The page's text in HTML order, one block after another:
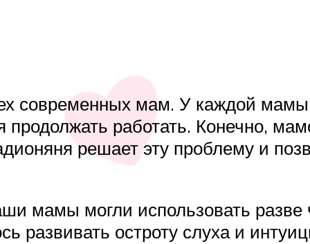
современных мам. У каждой мамы
работать. Конечно,
решает эту проблему и
мамы могли использовать
развивать остроту слуха и